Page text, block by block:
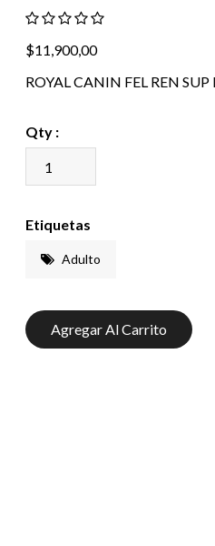
$11,900,00
ROYAL CANIN FEL REN SUP
Qty :
Etiquetas
Adulto
Agregar Al Carrito